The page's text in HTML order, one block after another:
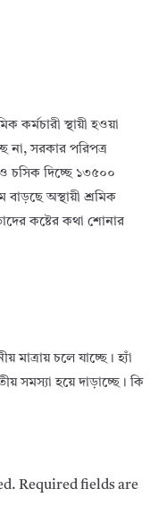
কর্মচারী স্থায়ী হওয়া
না, সরকার পরিপত্র
চসিক দিচ্ছে ১৩৫০০
বাড়ছে অস্থায়ী শ্রমিক
কষ্টের কথা শোনার
মাত্রায় চলে যাচ্ছে। হ্যাঁ
সমস্যা হয়ে দাড়াচ্ছে। কি
Required fields are